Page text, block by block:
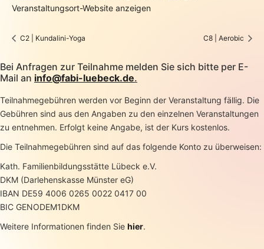
Veranstaltungsort-Website anzeigen
C2 | Kundalini-Yoga C8 | Aerobic
Bei Anfragen zur Teilnahme melden Sie sich bitte per E-
Mail an info@fabi-luebeck.de.
Teilnahmegebühren werden vor Beginn der Veranstaltung fällig. Die
Gebühren sind aus den Angaben zu den einzelnen Veranstaltungen
zu entnehmen. Erfolgt keine Angabe, ist der Kurs kostenlos.
Die Teilnahmegebühren sind auf das folgende Konto zu überweisen:
Kath. Familienbildungsstätte Lübeck e.V.
DKM (Darlehenskasse Münster eG)
IBAN DE59 4006 0265 0022 0417 00
BIC GENODEM1DKM
Weitere Informationen finden Sie hier.